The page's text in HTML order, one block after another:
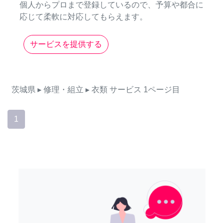
個人からプロまで登録しているので、予算や都合に
応じて柔軟に対応してもらえます。
サービスを提供する
茨城県 ▸ 修理・組立 ▸ 衣類 サービス 1ページ目
1